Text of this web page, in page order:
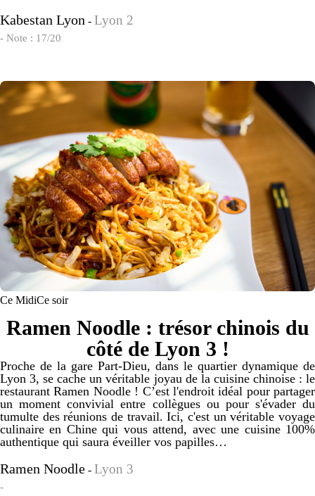
Kabestan Lyon - Lyon 2
- Note : 17/20
Ce MidiCe soir
Ramen Noodle : trésor chinois du
côté de Lyon 3 !
Proche de la gare Part-Dieu, dans le quartier dynamique de
Lyon 3, se cache un véritable joyau de la cuisine chinoise : le
restaurant Ramen Noodle ! C’est l'endroit idéal pour partager
un moment convivial entre collègues ou pour s'évader du
tumulte des réunions de travail. Ici, c'est un véritable voyage
culinaire en Chine qui vous attend, avec une cuisine 100%
authentique qui saura éveiller vos papilles…
Ramen Noodle - Lyon 3
-